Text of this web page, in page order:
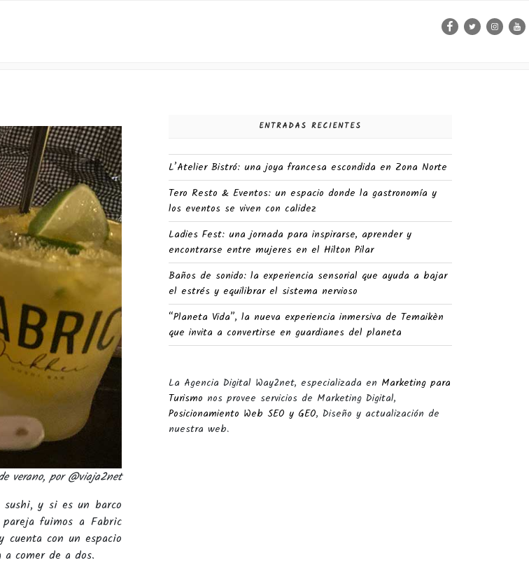
Facebook
Twitter
verano, por @viaja2net
y si es un barco
fuimos a Fabric
con un espacio
comer de a dos.
ENTRADAS RECIENTES
L’Atelier Bistró: una joya francesa escondida en Zona Norte
Tero Resto & Eventos: un espacio donde la gastronomía y
los eventos se viven con calidez
Ladies Fest: una jornada para inspirarse, aprender y
encontrarse entre mujeres en el Hilton Pilar
Baños de sonido: la experiencia sensorial que ayuda a bajar
el estrés y equilibrar el sistema nervioso
“Planeta Vida”, la nueva experiencia inmersiva de Temaikèn
que invita a convertirse en guardianes del planeta
La Agencia Digital Way2net, especializada en Marketing para
Turismo nos provee servicios de Marketing Digital,
Posicionamiento Web SEO y GEO, Diseño y actualización de
nuestra web.